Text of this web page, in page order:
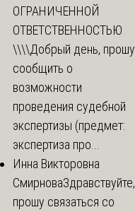
ОГРАНИЧЕННОЙ
ОТВЕТСТВЕННОСТЬЮ
\\\\Добрый день, прошу
сообщить о
возможности
проведения судебной
экспертизы (предмет:
экспертиза про...
Инна Викторовна
СмирноваЗдравствуйте,
прошу связаться со